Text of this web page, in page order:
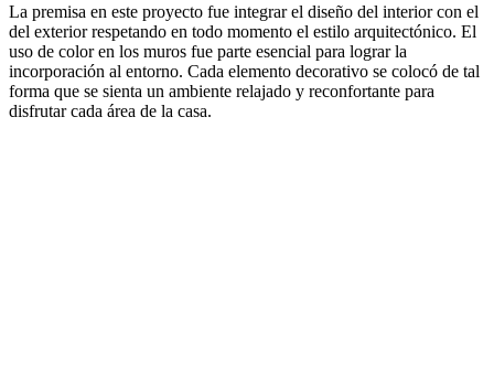
La premisa en este proyecto fue integrar el diseño del interior con el
del exterior respetando en todo momento el estilo arquitectónico. El
uso de color en los muros fue parte esencial para lograr la
incorporación al entorno. Cada elemento decorativo se colocó de tal
forma que se sienta un ambiente relajado y reconfortante para
disfrutar cada área de la casa.